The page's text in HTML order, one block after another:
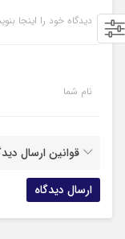
دیدگاه خود را اینجا
نام شما
قوانین ارسال